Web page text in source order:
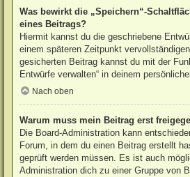
Was bewirkt die „Speichern“-
eines Beitrags?
Hiermit kannst du die geschriebene
einem späteren Zeitpunkt
gesicherten Beitrag kannst du mit der
Entwürfe verwalten“ in deinem
Nach oben
Warum muss mein Beitrag erst
Die Board-Administration kann
Forum, in dem du einen Beitrag erstellt
geprüft werden müssen. Es ist auch
Administration dich zu einer Gruppe von